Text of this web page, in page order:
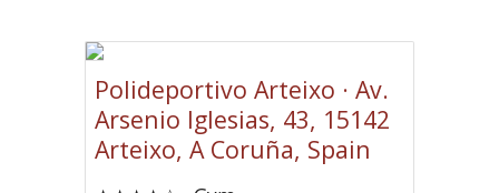
Polideportivo Arteixo · Av.
Arsenio Iglesias, 43, 15142
Arteixo, A Coruña, Spain